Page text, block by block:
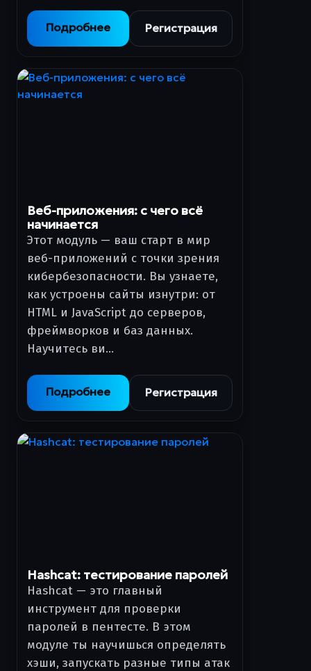
Подробнее Регистрация
Веб-приложения: с чего всё
начинается
Этот модуль — ваш старт в мир
веб-приложений с точки зрения
кибербезопасности. Вы узнаете,
как устроены сайты изнутри: от
HTML и JavaScript до серверов,
фреймворков и баз данных.
Научитесь ви…
Подробнее Регистрация
Hashcat: тестирование паролей
Hashcat — это главный
инструмент для проверки
паролей в пентесте. В этом
модуле ты научишься определять
хэши, запускать разные типы атак